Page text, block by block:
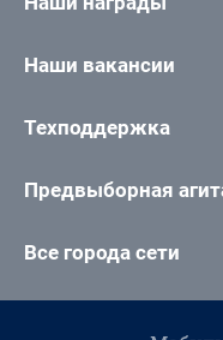
Наши вакансии
Техподдержка
Предвыборная
Все города сети